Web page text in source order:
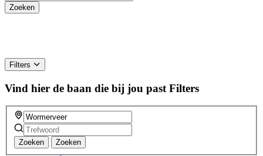
Filters
Vind hier de baan die bij jou past Filters
Zoeken Zoeken